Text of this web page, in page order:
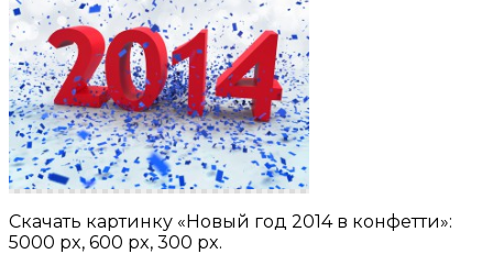
Скачать картинку «Новый год 2014 в конфетти»:
5000 px, 600 px, 300 px.